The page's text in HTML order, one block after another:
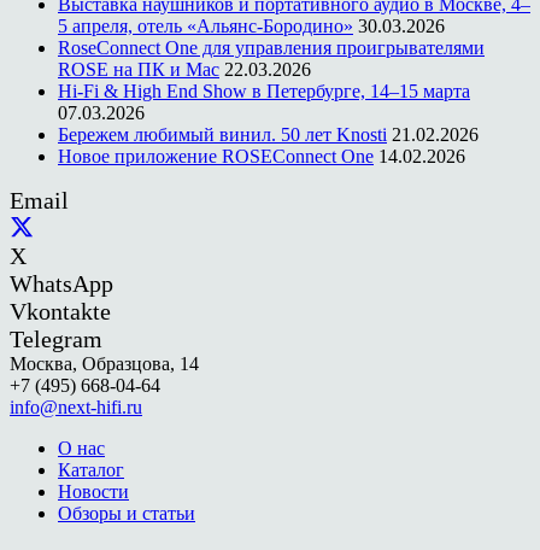
Выставка наушников и портативного аудио в Москве, 4–
5 апреля, отель «Альянс-Бородино» 30.03.2026
RoseConnect One для управления проигрывателями
ROSE на ПК и Mac 22.03.2026
Hi-Fi & High End Show в Петербурге, 14–15 марта
07.03.2026
Бережем любимый винил. 50 лет Knosti 21.02.2026
Новое приложение ROSEConnect One 14.02.2026
Email
X
WhatsApp
Vkontakte
Telegram
Москва, Образцова, 14
+7 (495) 668-04-64
info@next-hifi.ru
О нас
Каталог
Новости
Обзоры и статьи